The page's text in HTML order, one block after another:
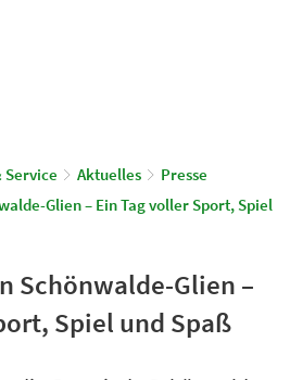
Service Aktuelles
Presse
Glien – Ein Tag voller Sport, Spiel
Schönwalde-Glien –
Spiel und Spaß